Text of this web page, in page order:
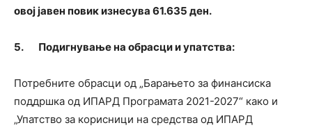
овој јавен повик изнесува 61.635 ден.
5. Подигнување на обрасци и упатства:
Потребните обрасци од „Барањето за финансиска
поддршка од ИПАРД Програмата 2021-2027“ како и
„Упатство за корисници на средства од ИПАРД